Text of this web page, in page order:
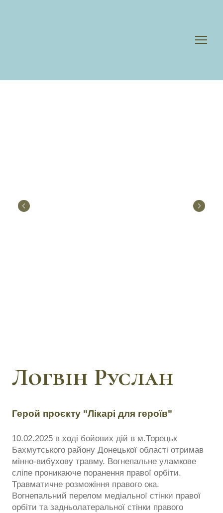
Логвін Руслан
Герой проєкту "Лікарі для героїв"
10.02.2025 в ході бойових дій в м.Торецьк
Бахмутського району Донецької області отримав
мінно-вибухову травму. Вогнепальне уламкове
сліпе проникаюче поранення правої орбіти.
Травматичне розможіння правого ока.
Вогнепальний перелом медіальної стінки правої
орбіти та задньолатеральної стінки правого